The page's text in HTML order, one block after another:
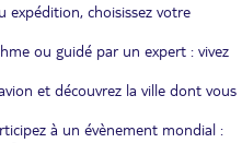
expédition, choisissez votre
ou guidé par un expert : vivez
et découvrez la ville dont vous
à un évènement mondial :